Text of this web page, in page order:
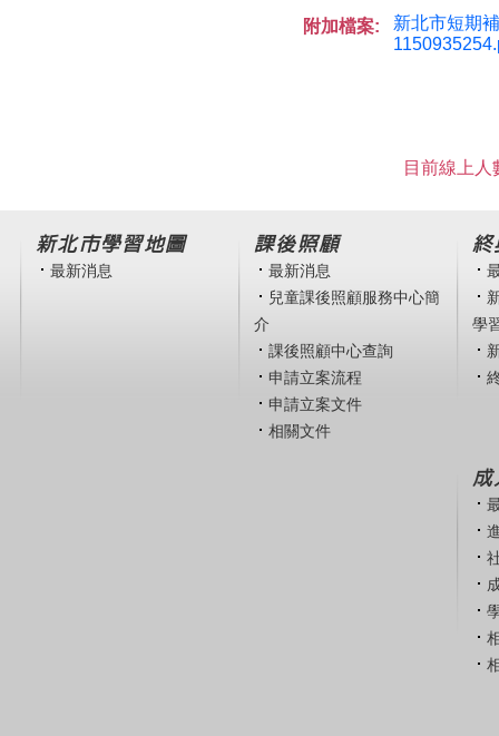
附加檔案:
新北市短期
目前線上
新北市學習地圖
最新消息
課後照顧
最新消息
兒童課後照顧服務中心簡
介
課後照顧中心查詢
申請立案流程
申請立案文件
相關文件
終
學